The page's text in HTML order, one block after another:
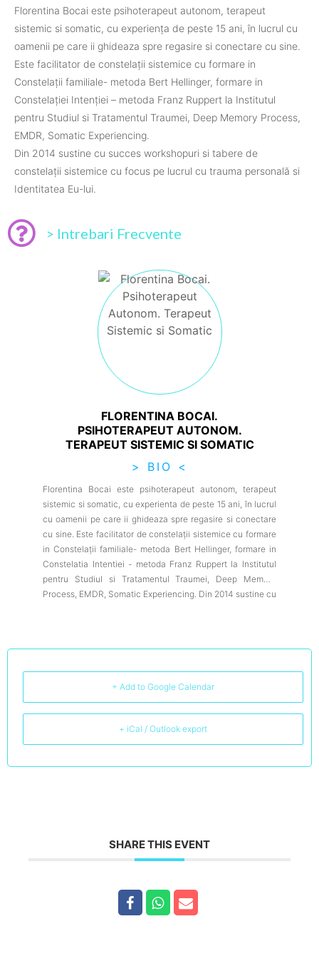
Florentina Bocai este psihoterapeut autonom, terapeut
sistemic si somatic, cu experiența de peste 15 ani, în lucrul cu
oamenii pe care ii ghideaza spre regasire si conectare cu sine.
Este facilitator de constelații sistemice cu formare in
Constelații familiale- metoda Bert Hellinger, formare in
Constelației Intenției – metoda Franz Ruppert la Institutul
pentru Studiul si Tratamentul Traumei, Deep Memory Process,
EMDR, Somatic Experiencing.
Din 2014 sustine cu succes workshopuri si tabere de
constelații sistemice cu focus pe lucrul cu trauma personală si
Identitatea Eu-lui.
> Intrebari Frecvente
FLORENTINA BOCAI.
PSIHOTERAPEUT AUTONOM.
TERAPEUT SISTEMIC SI SOMATIC
> BIO <
Florentina Bocai este psihoterapeut autonom, terapeut
sistemic si somatic, cu experienta de peste 15 ani, în lucrul
cu oamenii pe care ii ghideaza spre regasire si conectare
cu sine. Este facilitator de constelații sistemice cu formare
in Constelații familiale- metoda Bert Hellinger, formare in
Constelatia Intentiei - metoda Franz Ruppert la Institutul
pentru Studiul si Tratamentul Traumei, Deep Memory
Process, EMDR, Somatic Experiencing. Din 2014 sustine cu
+ Add to Google Calendar
+ iCal / Outlook export
SHARE THIS EVENT